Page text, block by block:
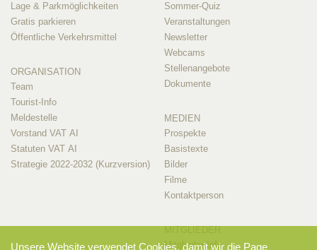
Lage & Parkmöglichkeiten
Gratis parkieren
Öffentliche Verkehrsmittel
ORGANISATION
Team
Tourist-Info
Meldestelle
Vorstand VAT AI
Statuten VAT AI
Strategie 2022-2032 (Kurzversion)
Sommer-Quiz
Veranstaltungen
Newsletter
Webcams
Stellenangebote
Dokumente
MEDIEN
Prospekte
Basistexte
Bilder
Filme
Kontaktperson
Mitglieder-Info
Unsere Website verwendet Cookies, damit wir die Page